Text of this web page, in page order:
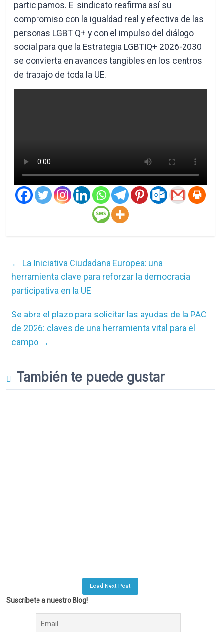
participamos. El sindicato reafirma así su
compromiso con la igualdad real y efectiva de las
personas LGBTIQ+ y con el impulso del diálogo
social para que la Estrategia LGBTIQ+ 2026-2030
se convierta en avances tangibles en los centros
de trabajo de toda la UE.
← La Iniciativa Ciudadana Europea: una
herramienta clave para reforzar la democracia
participativa en la UE
Se abre el plazo para solicitar las ayudas de la PAC
de 2026: claves de una herramienta vital para el
campo →
También te puede gustar
Load Next Post
Suscríbete a nuestro Blog!